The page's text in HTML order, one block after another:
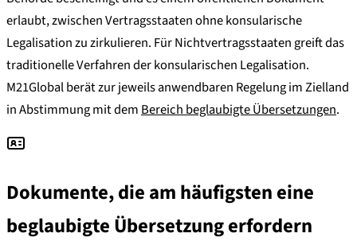
erlaubt, zwischen Vertragsstaaten ohne konsularische
Legalisation zu zirkulieren. Für Nichtvertragsstaaten greift das
traditionelle Verfahren der konsularischen Legalisation.
M21Global berät zur jeweils anwendbaren Regelung im Zielland
in Abstimmung mit dem Bereich beglaubigte Übersetzungen.
Dokumente, die am häufigsten eine
beglaubigte Übersetzung erfordern